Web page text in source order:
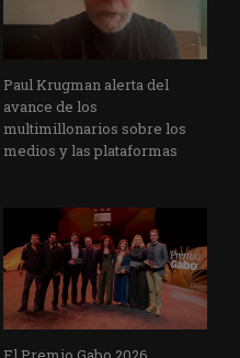
Paul Krugman alerta del
avance de los
multimillonarios sobre los
medios y las plataformas